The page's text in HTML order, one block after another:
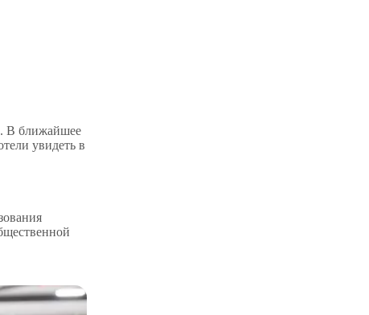
В ближайшее
увидеть в